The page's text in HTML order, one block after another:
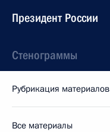
Президент России
Стенограммы
Рубрикация материалов
Все материалы